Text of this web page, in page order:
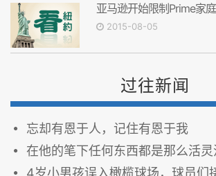
亚马逊开始限制Prime家
2015-08-05
过往新闻
忘却有恩于人，记住有恩于我
在他的笔下任何东西都是那么活灵活现！这里每一张图都会